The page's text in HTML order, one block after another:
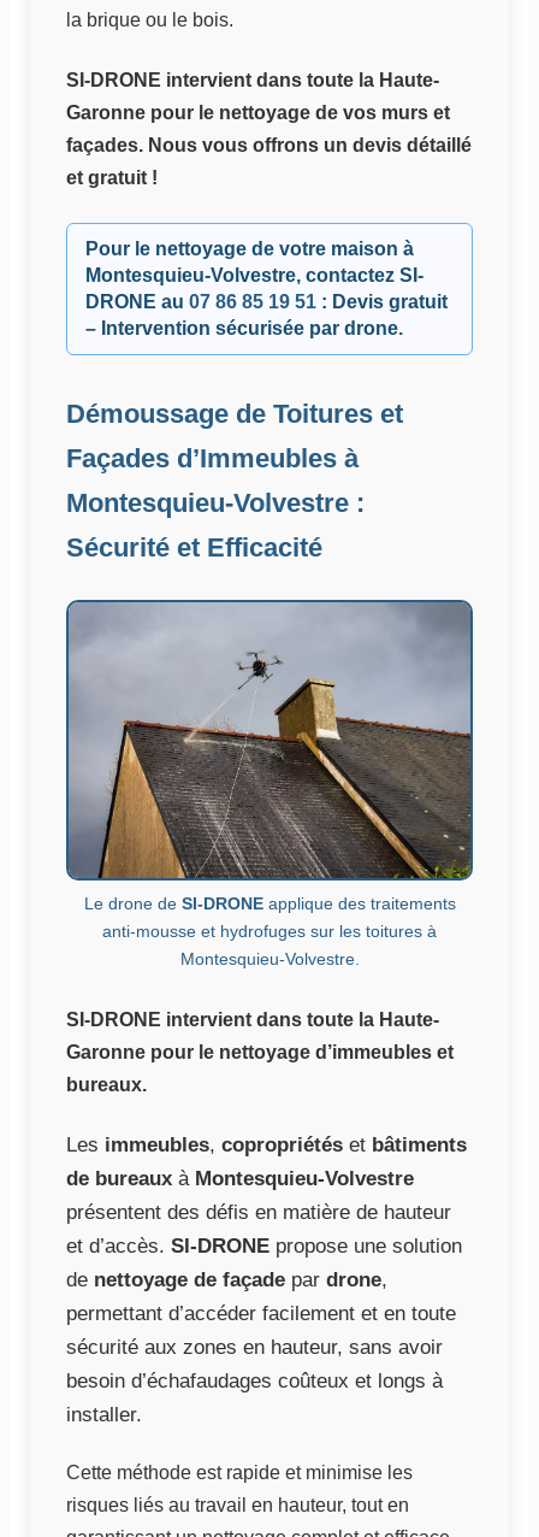
la brique ou le bois.
SI-DRONE intervient dans toute la Haute-
Garonne pour le nettoyage de vos murs et
façades. Nous vous offrons un devis détaillé
et gratuit !
Pour le nettoyage de votre maison à
Montesquieu-Volvestre, contactez SI-
DRONE au 07 86 85 19 51: Devis gratuit
– Intervention sécurisée par drone.
Démoussage de Toitures et
Façades d’Immeubles à
Montesquieu-Volvestre :
Sécurité et Efficacité
Le drone de SI-DRONEapplique des traitements
anti-mousse et hydrofuges sur les toitures à
Montesquieu-Volvestre.
SI-DRONE intervient dans toute la Haute-
Garonne pour le nettoyage d’immeubles et
bureaux.
Les immeubles, copropriétéset bâtiments
de bureauxà Montesquieu-Volvestre
présentent des défis en matière de hauteur
et d’accès. SI-DRONEpropose une solution
de nettoyage de façadepar drone,
permettant d’accéder facilement et en toute
sécurité aux zones en hauteur, sans avoir
besoin d’échafaudages coûteux et longs à
installer.
Cette méthode est rapide et minimise les
risques liés au travail en hauteur, tout en